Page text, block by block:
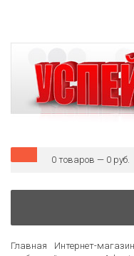
0 товаров — 0 руб.
Главная Интернет-магазин